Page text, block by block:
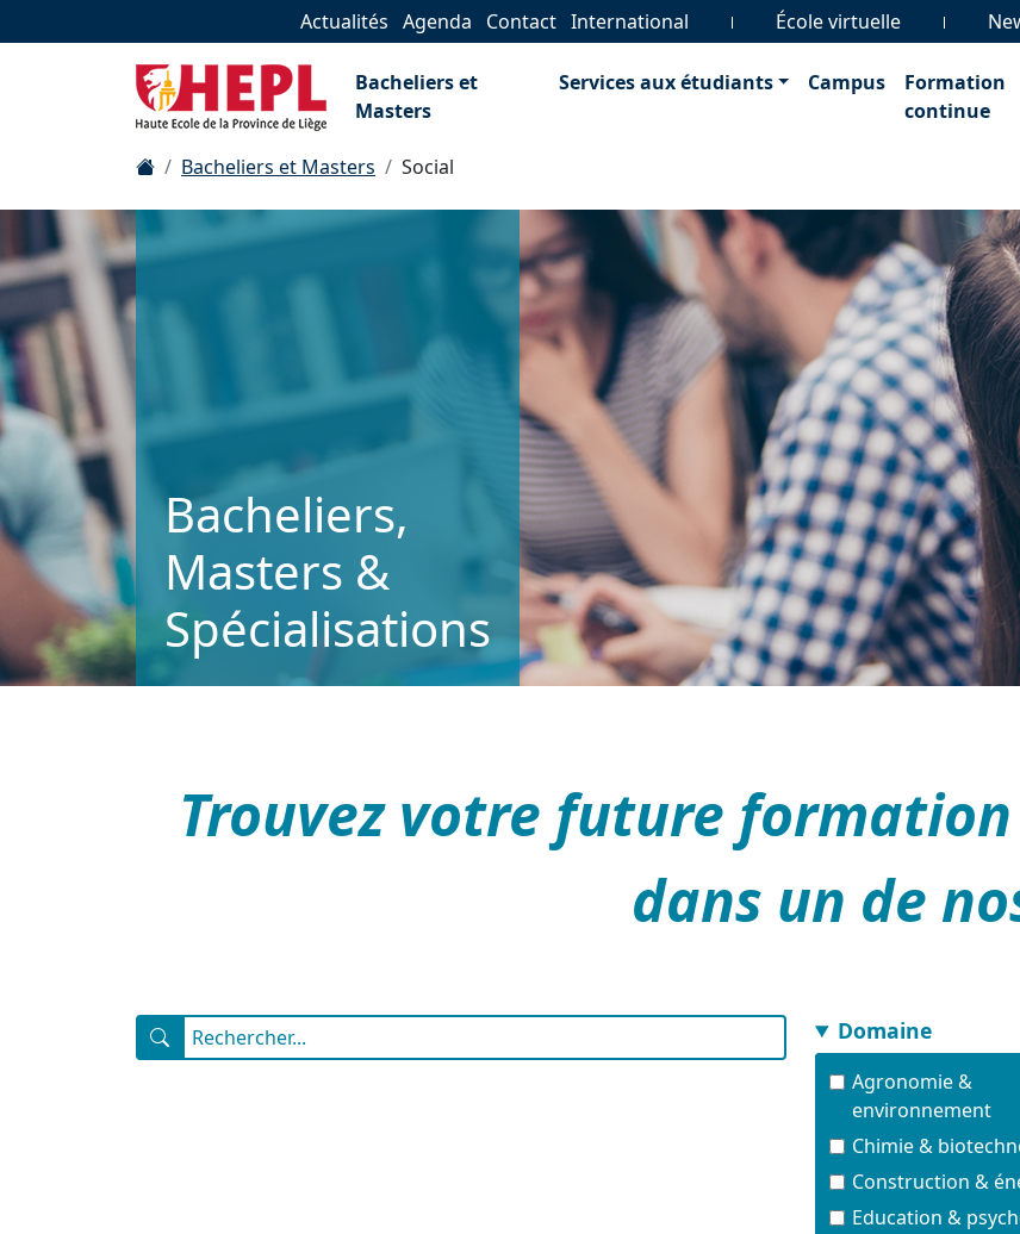
Actualités Agenda Contact International École virtuelle
Bacheliers et
Masters
Services aux étudiants Campus
Formation
continue
Bacheliers et Masters Social
Bacheliers,
Masters &
Spécialisations
Trouvez votre future formation
dans un de
Domaine
Agronomie &
environnement
Chimie &
Construction &
Education &